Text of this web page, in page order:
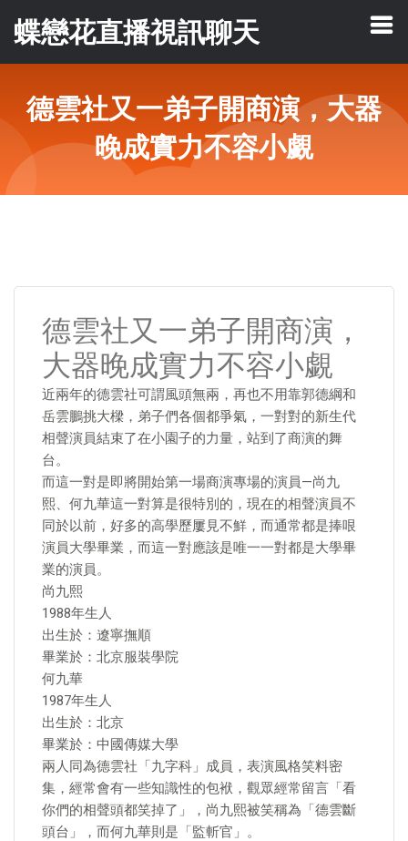
蝶戀花直播視訊聊天
德雲社又一弟子開商演，大器
晚成實力不容小覷
德雲社又一弟子開商演，
大器晚成實力不容小覷
近兩年的德雲社可謂風頭無兩，再也不用靠郭德綱和
岳雲鵬挑大樑，弟子們各個都爭氣，一對對的新生代
相聲演員結束了在小園子的力量，站到了商演的舞
台。
而這一對是即將開始第一場商演專場的演員—尚九
熙、何九華這一對算是很特別的，現在的相聲演員不
同於以前，好多的高學歷屢見不鮮，而通常都是捧哏
演員大學畢業，而這一對應該是唯一一對都是大學畢
業的演員。
尚九熙
1988年生人
出生於：遼寧撫順
畢業於：北京服裝學院
何九華
1987年生人
出生於：北京
畢業於：中國傳媒大學
兩人同為德雲社「九字科」成員，表演風格笑料密
集，經常會有一些知識性的包袱，觀眾經常留言「看
你們的相聲頭都笑掉了」，尚九熙被笑稱為「德雲斷
頭台」，而何九華則是「監斬官」。